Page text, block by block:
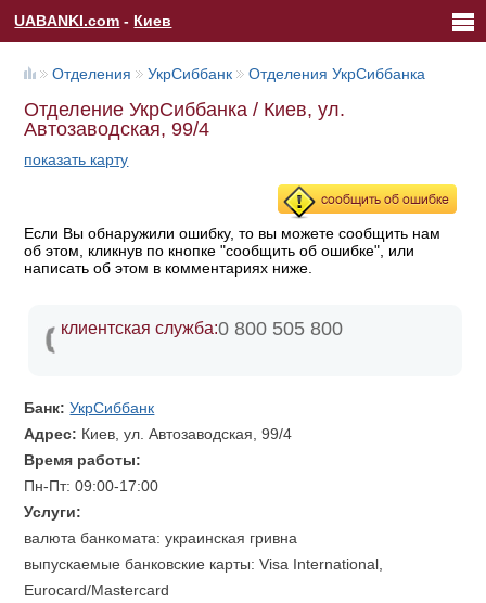
UABANKI.com - Киев
Отделения УкрСиббанк Отделения УкрСиббанка
Отделение УкрСиббанка / Киев, ул.
Автозаводская, 99/4
показать карту
Если Вы обнаружили ошибку, то вы можете сообщить нам
об этом, кликнув по кнопке "сообщить об ошибке", или
написать об этом в комментариях ниже.
клиентская служба:0 800 505 800
Банк:УкрСиббанк
Адрес: Киев, ул. Автозаводская, 99/4
Время работы:
Пн-Пт: 09:00-17:00
Услуги:
валюта банкомата: украинская гривна
выпускаемые банковские карты: Visa International,
Eurocard/Mastercard